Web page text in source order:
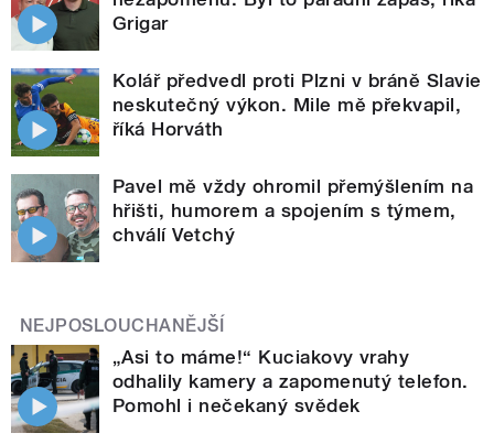
Grigar
Kolář předvedl proti Plzni v bráně Slavie
neskutečný výkon. Mile mě překvapil,
říká Horváth
Pavel mě vždy ohromil přemýšlením na
hřišti, humorem a spojením s týmem,
chválí Vetchý
NEJPOSLOUCHANĚJŠÍ
„Asi to máme!“ Kuciakovy vrahy
odhalily kamery a zapomenutý telefon.
Pomohl i nečekaný svědek